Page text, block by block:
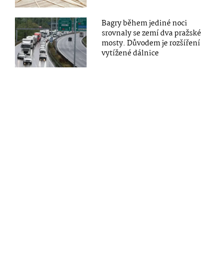
Bagry během jediné noci
srovnaly se zemí dva pražské
mosty. Důvodem je rozšíření
vytížené dálnice